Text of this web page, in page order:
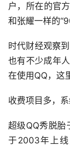
户，所在的官
和张耀一样的
时代财经观察
也有不少成年
在使用QQ，这
收费项目多，
超级QQ秀脱胎
于2003年上